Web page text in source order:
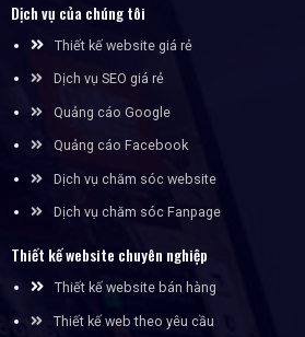
Dịch vụ của chúng tôi
Thiết kế website giá rẻ
Dịch vụ SEO giá rẻ
Quảng cáo Google
Quảng cáo Facebook
Dịch vụ chăm sóc website
Dịch vụ chăm sóc Fanpage
Thiết kế website chuyên nghiệp
Thiết kế website bán hàng
Thiết kế web theo yêu cầu